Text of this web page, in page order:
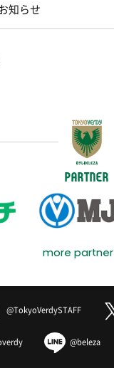
知らせ
PARTNER
more partner
@TokyoVerdySTAFF
@beleza